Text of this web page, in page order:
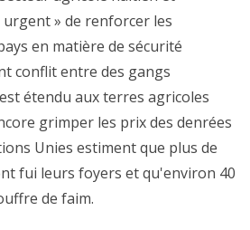
» de renforcer les
en matière de sécurité
conflit entre des gangs
étendu aux terres agricoles
grimper les prix des denrées
Unies estiment que plus de
fui leurs foyers et qu'environ 40
de faim.